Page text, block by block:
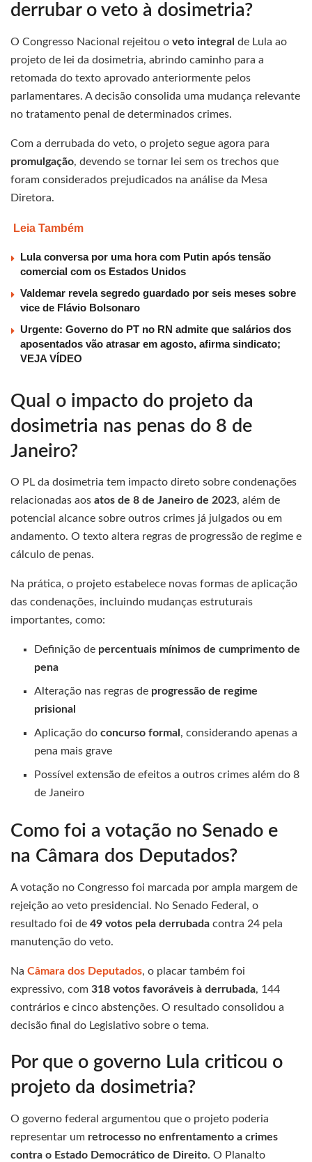
derrubar o veto à dosimetria?
O Congresso Nacional rejeitou o veto integral de Lula ao
projeto de lei da dosimetria, abrindo caminho para a
retomada do texto aprovado anteriormente pelos
parlamentares. A decisão consolida uma mudança relevante
no tratamento penal de determinados crimes.
Com a derrubada do veto, o projeto segue agora para
promulgação, devendo se tornar lei sem os trechos que
foram considerados prejudicados na análise da Mesa
Diretora.
Leia Também
Lula conversa por uma hora com Putin após tensão
comercial com os Estados Unidos
Valdemar revela segredo guardado por seis meses sobre
vice de Flávio Bolsonaro
Urgente: Governo do PT no RN admite que salários dos
aposentados vão atrasar em agosto, afirma sindicato;
VEJA VÍDEO
Qual o impacto do projeto da
dosimetria nas penas do 8 de
Janeiro?
O PL da dosimetria tem impacto direto sobre condenações
relacionadas aos atos de 8 de Janeiro de 2023, além de
potencial alcance sobre outros crimes já julgados ou em
andamento. O texto altera regras de progressão de regime e
cálculo de penas.
Na prática, o projeto estabelece novas formas de aplicação
das condenações, incluindo mudanças estruturais
importantes, como:
Definição de percentuais mínimos de cumprimento de
pena
Alteração nas regras de progressão de regime
prisional
Aplicação doconcurso formal , considerando apenas a
pena mais grave
Possível extensão de efeitos a outros crimes além do 8
de Janeiro
Como foi a votação no Senado e
na Câmara dos Deputados?
A votação no Congresso foi marcada por ampla margem de
rejeição ao veto presidencial. No Senado Federal, o
resultado foi de 49 votos pela derrubada contra 24 pela
manutenção do veto.
Na Câmara dos Deputados, o placar também foi
expressivo, com 318 votos favoráveis à derrubada, 144
contrários e cinco abstenções. O resultado consolidou a
decisão final do Legislativo sobre o tema.
Por que o governo Lula criticou o
projeto da dosimetria?
O governo federal argumentou que o projeto poderia
representar um retrocesso no enfrentamento a crimes
contra o Estado Democrático de Direito. O Planalto